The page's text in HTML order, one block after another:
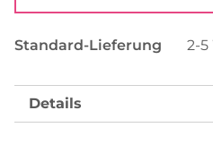
Standard-Lieferung 2-
Details